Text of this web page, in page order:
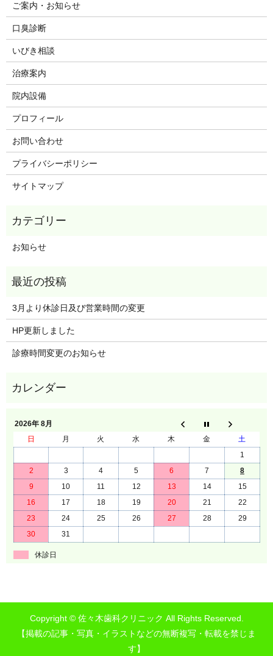
ご案内・お知らせ
口臭診断
いびき相談
治療案内
院内設備
プロフィール
お問い合わせ
プライバシーポリシー
サイトマップ
お知らせ
3月より休診日及び営業時間の変更
HP更新しました
診療時間変更のお知らせ
2026年 8月
日
月 火 水 木 金
土
1
2
3 4 5 6 7
8
9
10 11 12 13 14
15
16
17 18 19 20 21
22
23
24 25 26 27 28
29
30
31
休診日
Copyright © 佐々木歯科クリニック All Rights Reserved.
【掲載の記事・写真・イラストなどの無断複写・転載を禁じま
す】